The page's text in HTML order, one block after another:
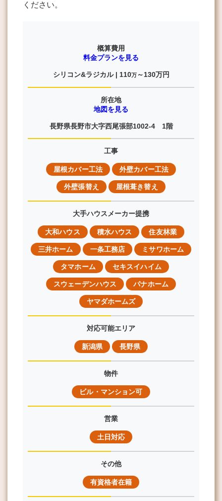
ください。
概算費用
料金プランを見る
シリコン&ラジカル | 110万～130万円
所在地
地図を見る
長野県長野市大字西尾張部1002-4 1階
工事
屋根カバー工法 外壁カバー工法
外壁張替え 屋根葺き替え
大手ハウスメーカー提携
大和ハウス 積水ハウス 住友林業
三井ホーム 一条工務店 ミサワホーム
タマホーム セキスイハイム
スウェーデンハウス パナホーム
ヤマダホームズ
対応可能エリア
新潟県 長野県
物件
ビル・マンション可
営業
土日対応
その他
有資格者在籍